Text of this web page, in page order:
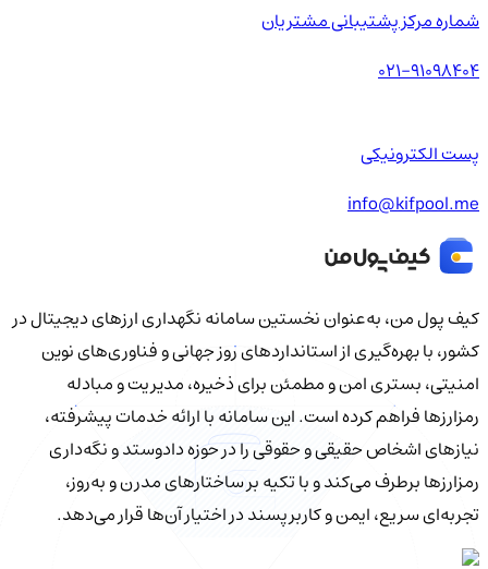
شماره مرکز پشتیبانی مشتریان
021-91098404
پست الکترونیکی
info@kifpool.me
کیف‌ پول من، به‌عنوان نخستین سامانه نگهداری ارزهای دیجیتال در
کشور، با بهره‌گیری از استانداردهای روز جهانی و فناوری‌های نوین
امنیتی، بستری امن و مطمئن برای ذخیره، مدیریت و مبادله
رمزارزها فراهم کرده است. این سامانه با ارائه خدمات پیشرفته،
نیازهای اشخاص حقیقی و حقوقی را در حوزه دادوستد و نگه‌داری
رمزارزها برطرف می‌کند و با تکیه بر ساختارهای مدرن و به‌روز،
تجربه‌ای سریع، ایمن و کاربرپسند در اختیار آن‌ها قرار می‌دهد.